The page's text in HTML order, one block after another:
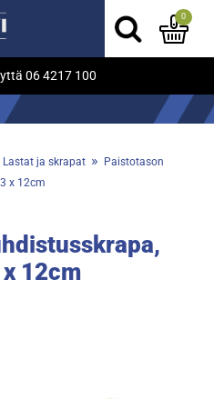
06 4217 100
0
Lastat ja skrapat »
Paistotason
x 12cm
12cm